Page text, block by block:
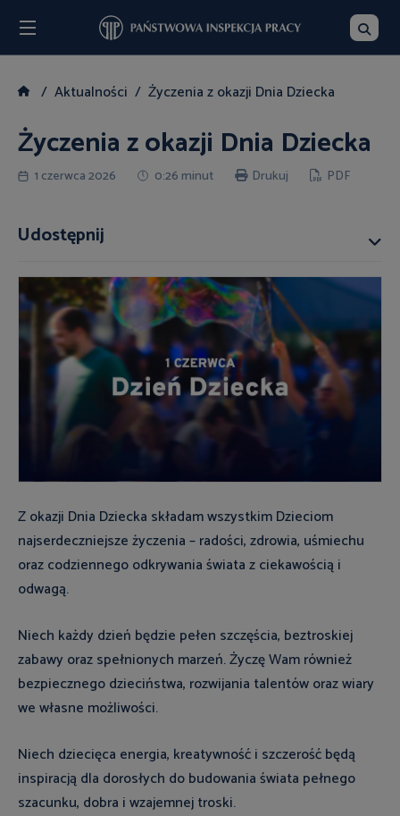
Aktualności Życzenia z okazji Dnia Dziecka
Życzenia z okazji Dnia Dziecka
1 czerwca 2026 0:26 minut Drukuj PDF
Z okazji Dnia Dziecka składam wszystkim Dzieciom
najserdeczniejsze życzenia – radości, zdrowia, uśmiechu
oraz codziennego odkrywania świata z ciekawością i
odwagą.
Niech każdy dzień będzie pełen szczęścia, beztroskiej
zabawy oraz spełnionych marzeń. Życzę Wam również
bezpiecznego dzieciństwa, rozwijania talentów oraz wiary
we własne możliwości.
Niech dziecięca energia, kreatywność i szczerość będą
inspiracją dla dorosłych do budowania świata pełnego
szacunku, dobra i wzajemnej troski.
Udostępnij
Szukaj